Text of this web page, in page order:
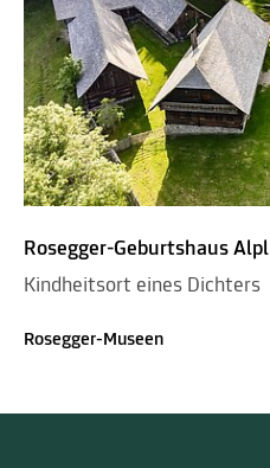
Rosegger-Geburtshaus Alpl
Kindheitsort eines Dichters
Rosegger-Museen